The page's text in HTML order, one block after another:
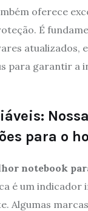
oferece
É
atualizados,
para garantir a
para o
notebook
é um indicador
Algumas